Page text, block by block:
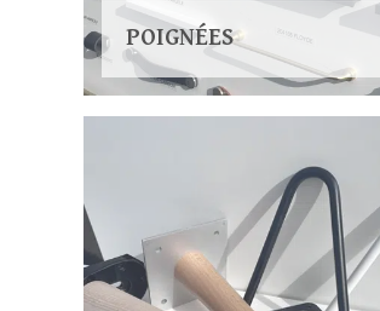
POIGNÉES